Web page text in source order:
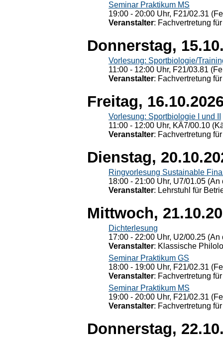
Seminar Praktikum MS
19:00 - 20:00 Uhr, F21/02.31
Veranstalter: Fachvertretung
Donnerstag,
Vorlesung: Sportbiologie/
11:00 - 12:00 Uhr, F21/03.81
Veranstalter: Fachvertretung
Freitag,
Vorlesung: Sportbiologie I und II
11:00 - 12:00 Uhr, KÄ7/00.10
Veranstalter: Fachvertretung
Dienstag,
Ringvorlesung Sustainable
18:00 - 21:00 Uhr, U7/01.05
Veranstalter: Lehrstuhl für
Mittwoch,
Dichterlesung
17:00 - 22:00 Uhr, U2/00.25
Veranstalter: Klassische
Seminar Praktikum GS
18:00 - 19:00 Uhr, F21/02.31
Veranstalter: Fachvertretung
Seminar Praktikum MS
19:00 - 20:00 Uhr, F21/02.31
Veranstalter: Fachvertretung
Donnerstag,